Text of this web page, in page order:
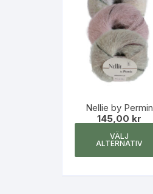
Nellie by Permin
145,00 kr
VÄLJ
ALTERNATIV